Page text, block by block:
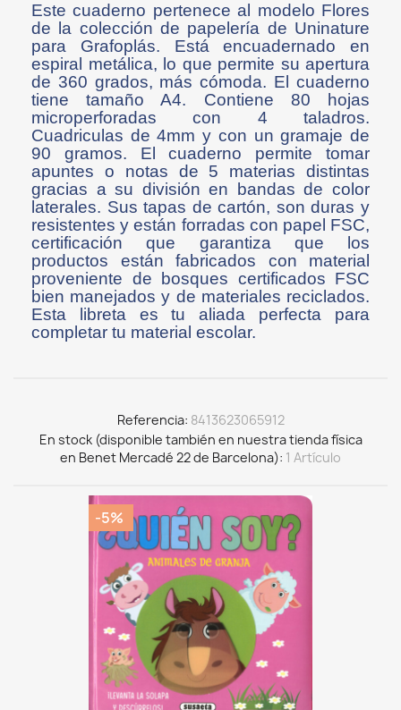
Este cuaderno pertenece al modelo Flores
de la colección de papelería de Uninature
para Grafoplás. Está encuadernado en
espiral metálica, lo que permite su apertura
de 360 grados, más cómoda. El cuaderno
tiene tamaño A4. Contiene 80 hojas
microperforadas con 4 taladros.
Cuadriculas de 4mm y con un gramaje de
90 gramos. El cuaderno permite tomar
apuntes o notas de 5 materias distintas
gracias a su división en bandas de color
laterales. Sus tapas de cartón, son duras y
resistentes y están forradas con papel FSC,
certificación que garantiza que los
productos están fabricados con material
proveniente de bosques certificados FSC
bien manejados y de materiales reciclados.
Esta libreta es tu aliada perfecta para
completar tu material escolar.
Referencia 8413623065912
En stock (disponible también en nuestra tienda física
en Benet Mercadé 22 de Barcelona) 1 Artículo
-5%